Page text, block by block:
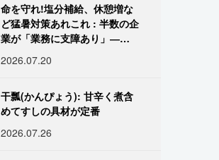
命を守れ!塩分補給、休憩増な
ど猛暑対策あれこれ : 半数の企
業が「業務に支障あり」―帝
2026.07.20
干瓢(かんぴょう): 甘辛く煮含
めてすしの具材が定番
2026.07.26